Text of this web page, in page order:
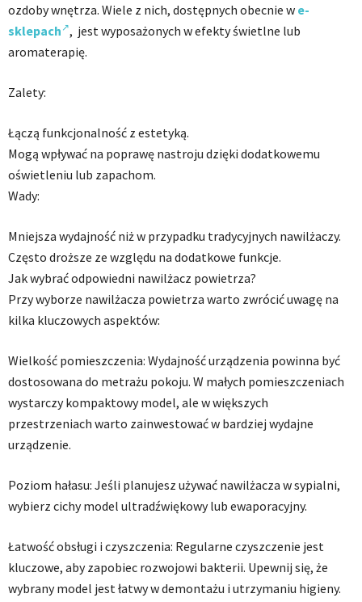
ozdoby wnętrza. Wiele z nich, dostępnych obecnie w e-
sklepach , jest wyposażonych w efekty świetlne lub
aromaterapię.
Zalety:
Łączą funkcjonalność z estetyką.
Mogą wpływać na poprawę nastroju dzięki dodatkowemu
oświetleniu lub zapachom.
Wady:
Mniejsza wydajność niż w przypadku tradycyjnych nawilżaczy.
Często droższe ze względu na dodatkowe funkcje.
Jak wybrać odpowiedni nawilżacz powietrza?
Przy wyborze nawilżacza powietrza warto zwrócić uwagę na
kilka kluczowych aspektów:
Wielkość pomieszczenia: Wydajność urządzenia powinna być
dostosowana do metrażu pokoju. W małych pomieszczeniach
wystarczy kompaktowy model, ale w większych
przestrzeniach warto zainwestować w bardziej wydajne
urządzenie.
Poziom hałasu: Jeśli planujesz używać nawilżacza w sypialni,
wybierz cichy model ultradźwiękowy lub ewaporacyjny.
Łatwość obsługi i czyszczenia: Regularne czyszczenie jest
kluczowe, aby zapobiec rozwojowi bakterii. Upewnij się, że
wybrany model jest łatwy w demontażu i utrzymaniu higieny.